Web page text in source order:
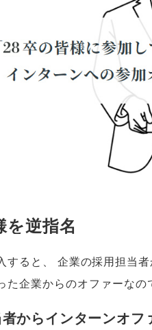
を逆指名
すると 企業の採用担当
た企業からのオファーなの
からインターンオフ